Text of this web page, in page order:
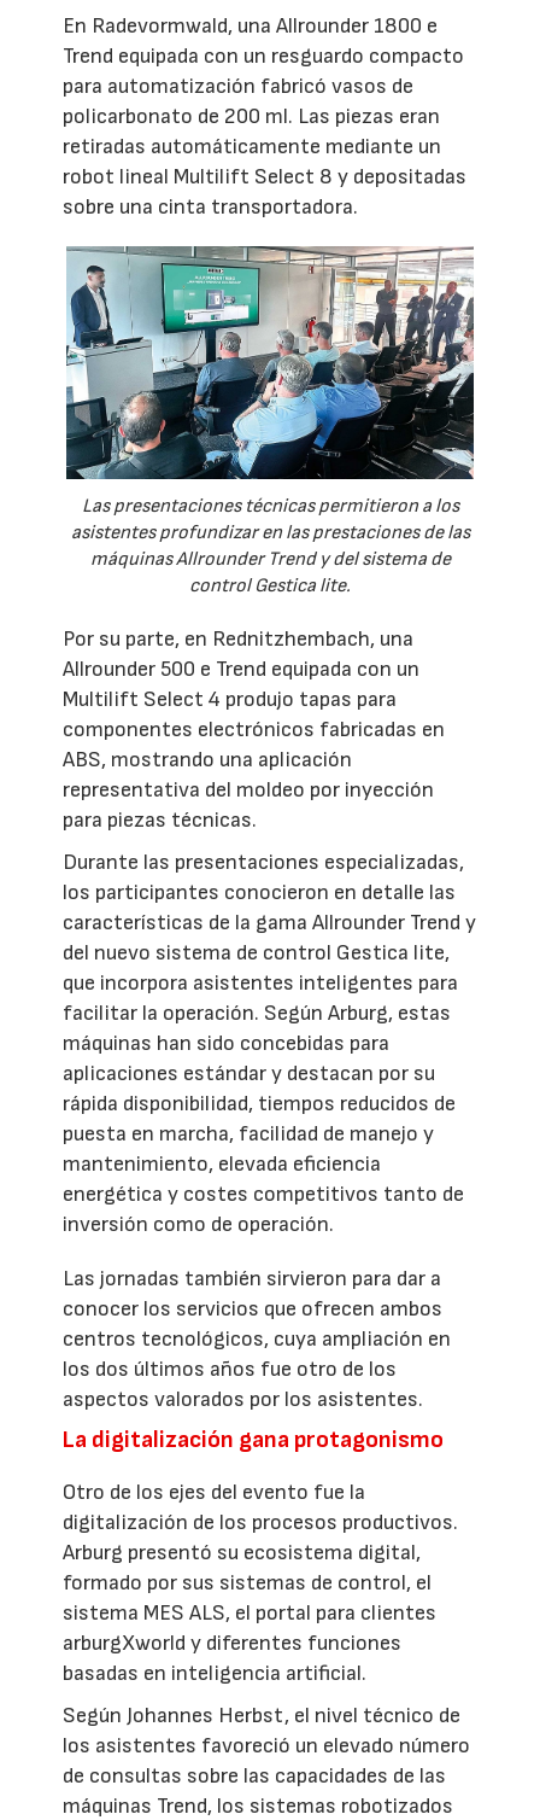
En Radevormwald, una Allrounder 1800 e
Trend equipada con un resguardo compacto
para automatización fabricó vasos de
policarbonato de 200 ml. Las piezas eran
retiradas automáticamente mediante un
robot lineal Multilift Select 8 y depositadas
sobre una cinta transportadora.
Las presentaciones técnicas permitieron a los
asistentes profundizar en las prestaciones de las
máquinas Allrounder Trend y del sistema de
control Gestica lite.
Por su parte, en Rednitzhembach, una
Allrounder 500 e Trend equipada con un
Multilift Select 4 produjo tapas para
componentes electrónicos fabricadas en
ABS, mostrando una aplicación
representativa del moldeo por inyección
para piezas técnicas.
Durante las presentaciones especializadas,
los participantes conocieron en detalle las
características de la gama Allrounder Trend y
del nuevo sistema de control Gestica lite,
que incorpora asistentes inteligentes para
facilitar la operación. Según Arburg, estas
máquinas han sido concebidas para
aplicaciones estándar y destacan por su
rápida disponibilidad, tiempos reducidos de
puesta en marcha, facilidad de manejo y
mantenimiento, elevada eficiencia
energética y costes competitivos tanto de
inversión como de operación.
Las jornadas también sirvieron para dar a
conocer los servicios que ofrecen ambos
centros tecnológicos, cuya ampliación en
los dos últimos años fue otro de los
aspectos valorados por los asistentes.
La digitalización gana protagonismo
Otro de los ejes del evento fue la
digitalización de los procesos productivos.
Arburg presentó su ecosistema digital,
formado por sus sistemas de control, el
sistema MES ALS, el portal para clientes
arburgXworld y diferentes funciones
basadas en inteligencia artificial.
Según Johannes Herbst, el nivel técnico de
los asistentes favoreció un elevado número
de consultas sobre las capacidades de las
máquinas Trend, los sistemas robotizados